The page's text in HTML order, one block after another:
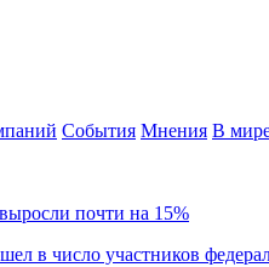
События Мнения В
почти на 15%
в число участников